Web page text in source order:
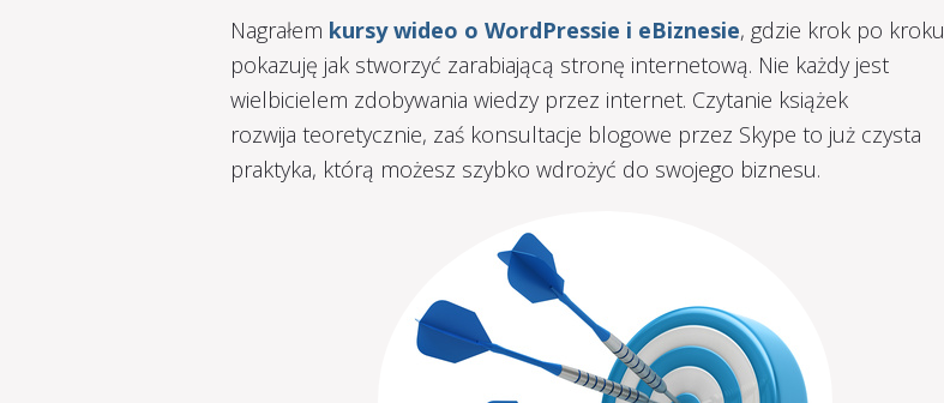
Nagrałem kursy wideo o WordPressie i eBiznesie, gdzie krok po kroku
pokazuję jak stworzyć zarabiającą stronę internetową. Nie każdy jest
wielbicielem zdobywania wiedzy przez internet. Czytanie książek
rozwija teoretycznie, zaś konsultacje blogowe przez Skype to już czysta
praktyka, którą możesz szybko wdrożyć do swojego biznesu.